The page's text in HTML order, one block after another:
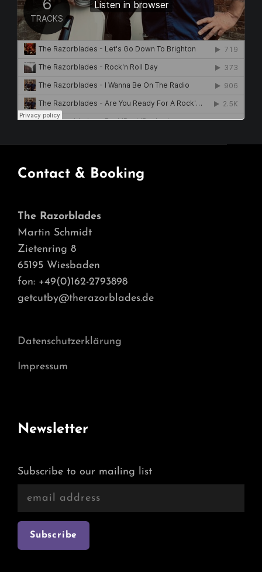
Contact & Booking
The Razorblades
Martin Schmidt
Zietenring 8
65195 Wiesbaden
fon: +49(0)162-2793898
getcutby@therazorblades.de
Datenschutzerklärung
Impressum
Newsletter
Subscribe to our mailing list